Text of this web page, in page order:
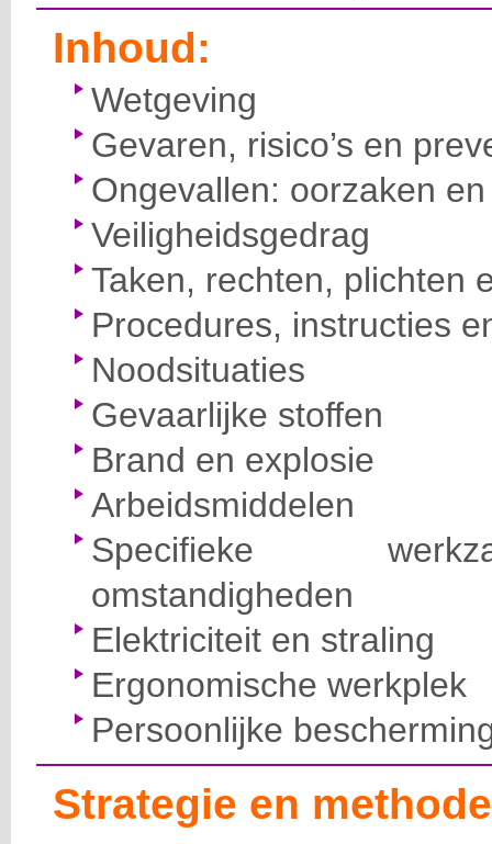
Inhoud:
Wetgeving
Gevaren, risico’s en
Ongevallen: oorzaken
Veiligheidsgedrag
Taken, rechten, plichten
Procedures, instructies
Noodsituaties
Gevaarlijke stoffen
Brand en explosie
Arbeidsmiddelen
Specifieke
omstandigheden
Elektriciteit en straling
Ergonomische werkplek
Persoonlijke
Strategie en